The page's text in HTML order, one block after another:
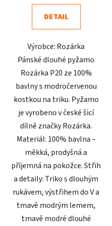
4,8
z
hvězdiček.
DETAIL
Výrobce: Rozárka
Pánské dlouhé pyžamo
Rozárka P20 ze 100%
bavlny s modročervenou
kostkou na triku. Pyžamo
je vyrobeno v české šicí
dílně značky Rozárka.
Materiál: 100% bavlna –
měkká, prodyšná a
příjemná na pokožce. Střih
a detaily: Triko s dlouhým
rukávem, výstřihem do V a
tmavě modrým lemem,
tmavě modré dlouhé